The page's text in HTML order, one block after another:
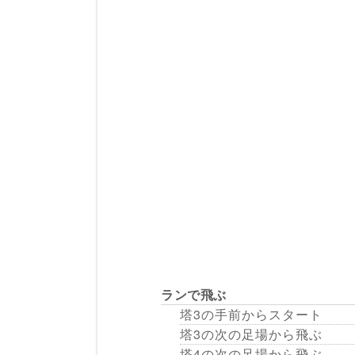
ランで飛ぶ
塔3の手前からスタート
塔3の次の足場から飛ぶ